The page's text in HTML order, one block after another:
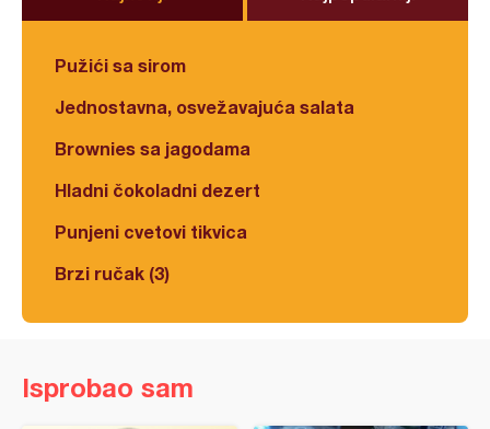
Pužići sa sirom
Jednostavna, osvežavajuća salata
Brownies sa jagodama
Hladni čokoladni dezert
Punjeni cvetovi tikvica
Brzi ručak (3)
Isprobao sam